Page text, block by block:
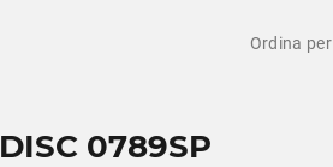
Ordina per
0789SP